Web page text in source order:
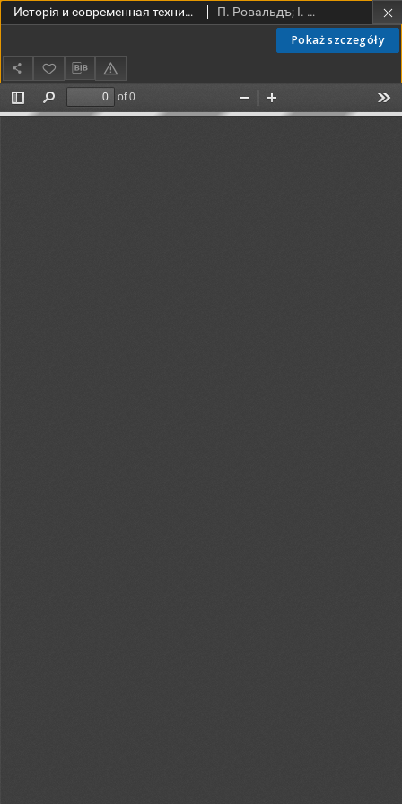
Pokaż szczegóły
Исторія и современная техника строительнаго искусства : Томь I [1901] П. Ровальдъ; I. Фаульвассеръ; Т. Шварце; Г. Шурцъ; Г. Збе